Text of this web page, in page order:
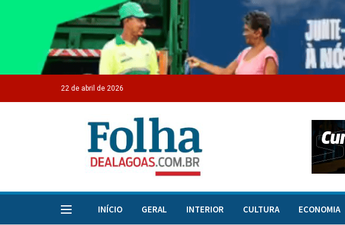
22 de abril de 2026
INÍCIO GERAL INTERIOR CULTURA ECONOMIA